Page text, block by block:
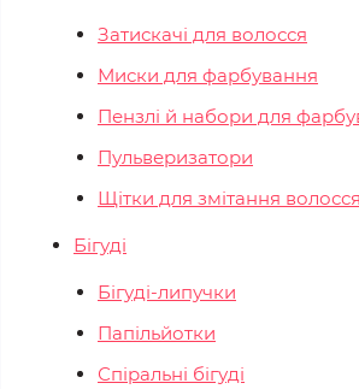
Затискачі для волосся
Миски для фарбування
Пензлі й набори для
Пульверизатори
Щітки для змітання волосся
Бігуді
Бігуді-липучки
Папільйотки
Спіральні бігуді